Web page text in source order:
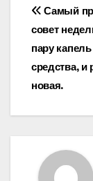
по
Самый
совет
пару капель
средства, и
новая.